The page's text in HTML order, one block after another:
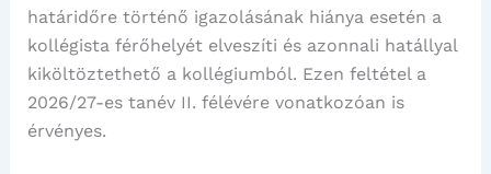
határidőre történő igazolásának hiánya esetén a
kollégista férőhelyét elveszíti és azonnali hatállyal
kiköltöztethető a kollégiumból. Ezen feltétel a
2026/27-es tanév II. félévére vonatkozóan is
érvényes.